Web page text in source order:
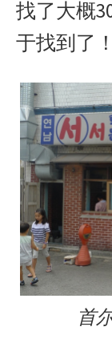
找了大概
于找到了！
首